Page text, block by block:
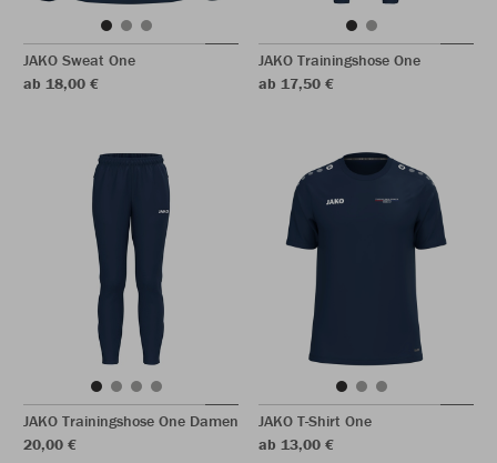
JAKO Sweat One
ab 18,00 €
JAKO Trainingshose One
ab 17,50 €
JAKO Trainingshose One Damen
20,00 €
JAKO T-Shirt One
ab 13,00 €